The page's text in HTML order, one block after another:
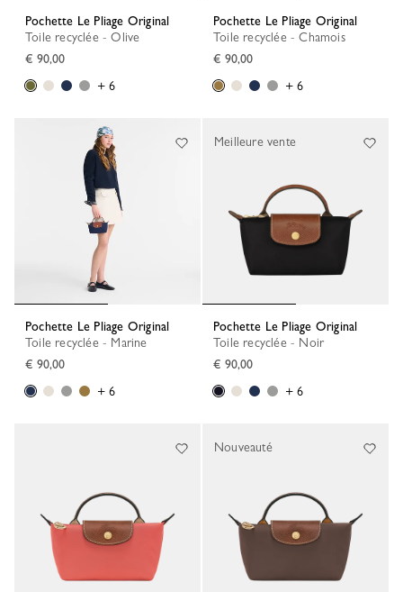
Pochette Le Pliage Original
Toile recyclée - Olive
€ 90,00
+ 6
Pochette Le Pliage Original
Toile recyclée - Chamois
€ 90,00
+ 6
Pochette Le Pliage Original
Toile recyclée - Marine
€ 90,00
+ 6
Pochette Le Pliage Original
Toile recyclée - Noir
€ 90,00
+ 6
Meilleure vente
Nouveauté